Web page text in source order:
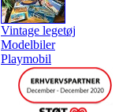
Vintage legetøj
Modelbiler
Playmobil